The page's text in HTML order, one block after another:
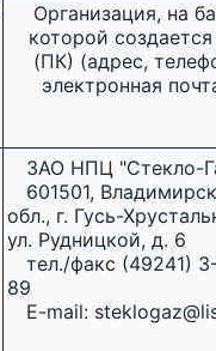
Организация, на
которой
(ПК) (адрес,
электронная
ЗАО НПЦ "Стекло-
601501,
обл., г. Гусь-
ул. Рудницкой, д. 6
тел./факс (49241)
89
E-mail: